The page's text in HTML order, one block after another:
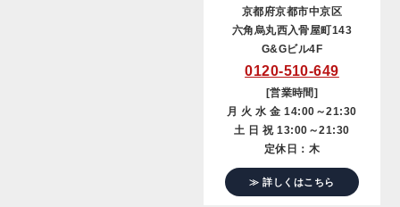
京都府京都市中京区
六角烏丸西入骨屋町143
G&Gビル4F
0120-510-649
[営業時間]
月 火 水 金 14:00～21:30
土 日 祝 13:00～21:30
定休日：木
≫ 詳しくはこちら